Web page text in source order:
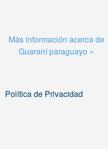
Más información acerca de
Guaraní paraguayo »
Política de Privacidad